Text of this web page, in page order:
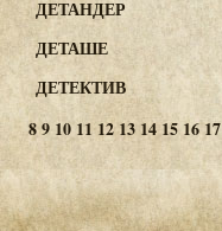
ДЕТАНДЕР
ДЕТАШЕ
ДЕТЕКТИВ
89 10 11 12 13 14 15 16 17